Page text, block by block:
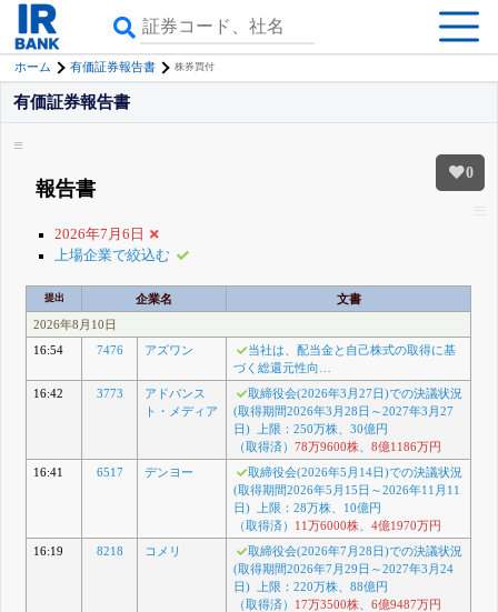
ホーム 有価証券報告書 株券買付
0
有価証券報告書
報告書
2026年7月6日
上場企業で絞込む
提出 企業名
文書
2026年8月10日
16:54
7476 アズワン
当社は、配当金と自己株式の取得に基
づく総還元性向…
16:42
3773
アドバンス
ト・メディア
取締役会(2026年3月27日)での決議状況
(取得期間2026年3月28日～2027年3月27
日) 上限：250万株、30億円
（取得済） 78万9600株、 8億1186万円
16:41
6517 デンヨー
取締役会(2026年5月14日)での決議状況
(取得期間2026年5月15日～2026年11月11
日) 上限：28万株、10億円
（取得済）
11万6000株、 4億1970万円
16:19
8218 コメリ
取締役会(2026年7月28日)での決議状況
(取得期間2026年7月29日～2027年3月24
日) 上限：220万株、88億円
（取得済）
17万3500株、 6億9487万円